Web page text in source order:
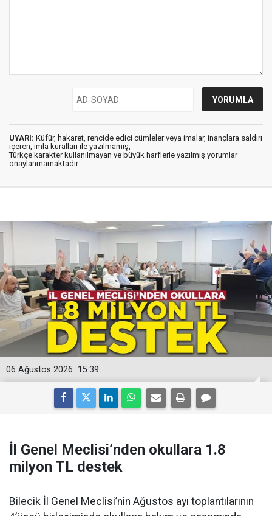
UYARI: Küfür, hakaret, rencide edici cümleler veya imalar, inançlara saldırı
içeren, imla kuralları ile yazılmamış,
Türkçe karakter kullanılmayan ve büyük harflerle yazılmış yorumlar
onaylanmamaktadır.
15:39
06 Ağustos 2026
İl Genel Meclisi’nden okullara 1.8
milyon TL destek
Bilecik İl Genel Meclisi’nin Ağustos ayı toplantılarının